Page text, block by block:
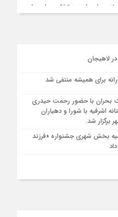
یا هزینه‌تراشی برای چای
مطهر آقای شهید ایران – مشهد
شهید ایران – مشهد
در میدان ثورهالعشرین نجف
لاهیجان
برای همیشه منتفی شد
بحران با حضور رحمت حیدری
اشرفیه با شورا و دهیاران
برگزار شد.
بخش شهری جشنواره «فرزند